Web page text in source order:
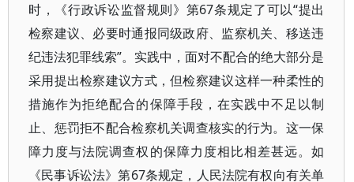
时，《行政诉讼监督规则》第67条规定了可以“提出
检察建议、必要时通报同级政府、监察机关、移送违
纪违法犯罪线索”。实践中，面对不配合的绝大部分是
采用提出检察建议方式，但检察建议这样一种柔性的
措施作为拒绝配合的保障手段，在实践中不足以制
止、惩罚拒不配合检察机关调查核实的行为。这一保
障力度与法院调查权的保障力度相比相差甚远。如
《民事诉讼法》第67条规定，人民法院有权向有关单